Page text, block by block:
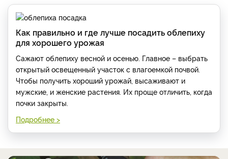
Как правильно и где лучше посадить облепиху
для хорошего урожая
Сажают облепиху весной и осенью. Главное – выбрать
открытый освещенный участок с влагоемкой почвой.
Чтобы получить хороший урожай, высаживают и
мужские, и женские растения. Их проще отличить, когда
почки закрыты.
Подробнее >